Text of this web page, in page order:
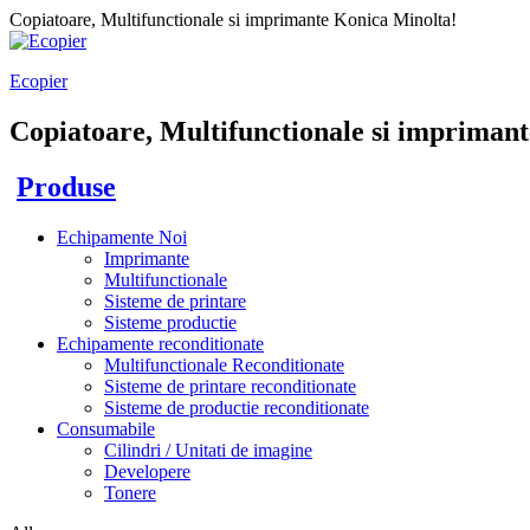
Copiatoare, Multifunctionale si imprimante Konica Minolta!
Ecopier
Copiatoare, Multifunctionale si
Produse
Echipamente Noi
Imprimante
Multifunctionale
Sisteme de printare
Sisteme productie
Echipamente reconditionate
Multifunctionale Reconditionate
Sisteme de printare reconditionate
Sisteme de productie reconditionate
Consumabile
Cilindri / Unitati de imagine
Developere
Tonere